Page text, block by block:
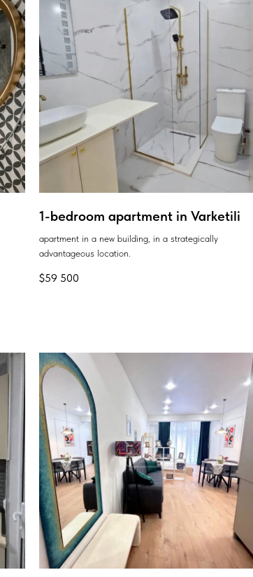
1-bedroom apartment in Varketili
apartment in a new building, in a strategically
advantageous location.
$59 500